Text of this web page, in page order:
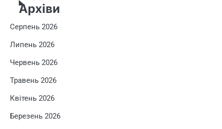
Архіви
Серпень 2026
Липень 2026
Червень 2026
Травень 2026
Квітень 2026
Березень 2026